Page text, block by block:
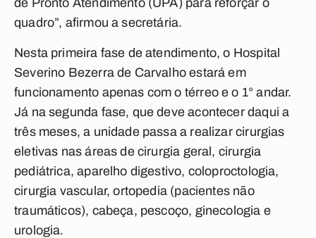
de Pronto Atendimento (UPA) para reforçar o
quadro”, afirmou a secretária.
Nesta primeira fase de atendimento, o Hospital
Severino Bezerra de Carvalho estará em
funcionamento apenas com o térreo e o 1° andar.
Já na segunda fase, que deve acontecer daqui a
três meses, a unidade passa a realizar cirurgias
eletivas nas áreas de cirurgia geral, cirurgia
pediátrica, aparelho digestivo, coloproctologia,
cirurgia vascular, ortopedia (pacientes não
traumáticos), cabeça, pescoço, ginecologia e
urologia.